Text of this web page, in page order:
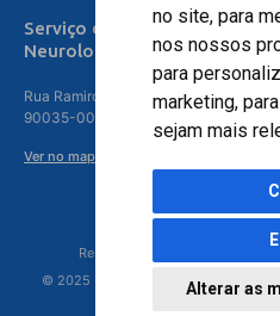
no site, para
nos nossos
para
marketing,
sejam mais
Alterar as
Serviço de
Neurologia
Rua Ramiro Barcelos, 630 – 5º andar –
90035-001
Ver no mapa
Responsável Técnico: Dr. Luiz
© 2025 - Hospital Moinhos de Vento -